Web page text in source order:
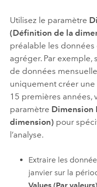
Utilisez le paramètre
(Définition de la
préalable les
agréger. Par exemple,
de données
uniquement créer une
15 premières années,
paramètre
dimension) pour
l’analyse.
Extraire les
janvier sur la